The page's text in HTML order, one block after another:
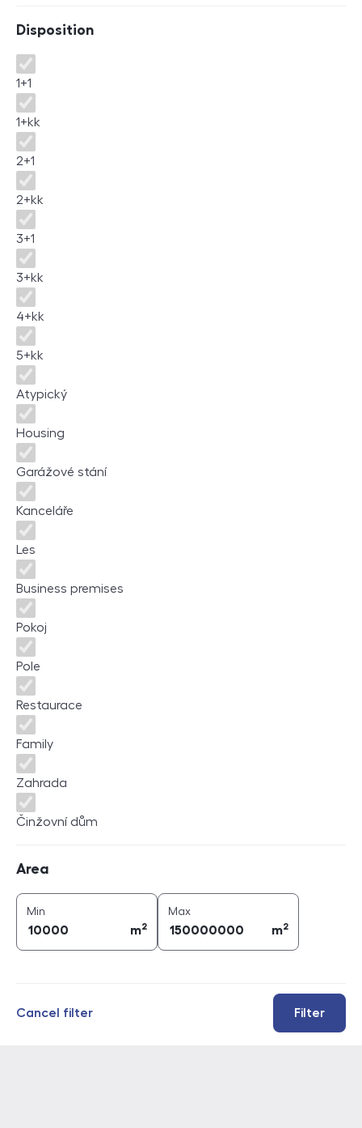
Disposition
Disposition
1+1
1+kk
2+1
2+kk
3+1
3+kk
4+kk
5+kk
Atypický
Housing
Garážové stání
Kanceláře
Les
Business premises
Pokoj
Pole
Restaurace
Family
Zahrada
Činžovní dům
Area
Min
m2
Maxarea (
m2
Filter
Cancel filter